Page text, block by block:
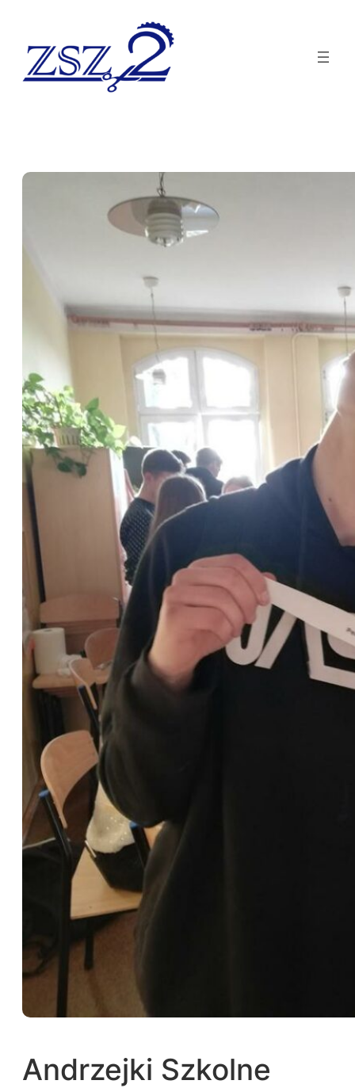
Andrzejki Szkolne